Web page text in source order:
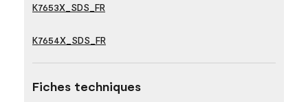
K7653X_SDS_FR
K7654X_SDS_FR
Fiches techniques